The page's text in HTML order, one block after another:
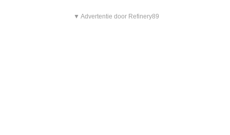
▼ Advertentie door Refinery89